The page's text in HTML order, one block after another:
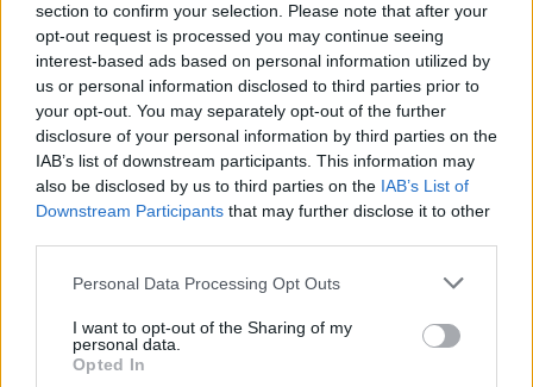
section to confirm your selection. Please note that after your
opt-out request is processed you may continue seeing
interest-based ads based on personal information utilized by
us or personal information disclosed to third parties prior to
your opt-out. You may separately opt-out of the further
disclosure of your personal information by third parties on the
IAB’s list of downstream participants. This information may
also be disclosed by us to third parties on the IAB’s List of
Downstream Participants that may further disclose it to other
Personal Data Processing Opt Outs
I want to opt-out of the Sharing of my
personal data.
Opted In
Η ελληνική AI Scaleup nvisionist παρουσιάζει
νέα επιστημονική καινοτομία στο κορυφαίο
διεθνές forum της αιολικής ενέργειας
09/06/2026 - 08:18